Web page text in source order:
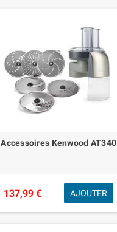
Accessoires Kenwood AT340
137,99 € AJOUTER